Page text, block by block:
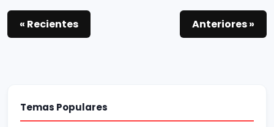
« Recientes Anteriores »
Temas Populares